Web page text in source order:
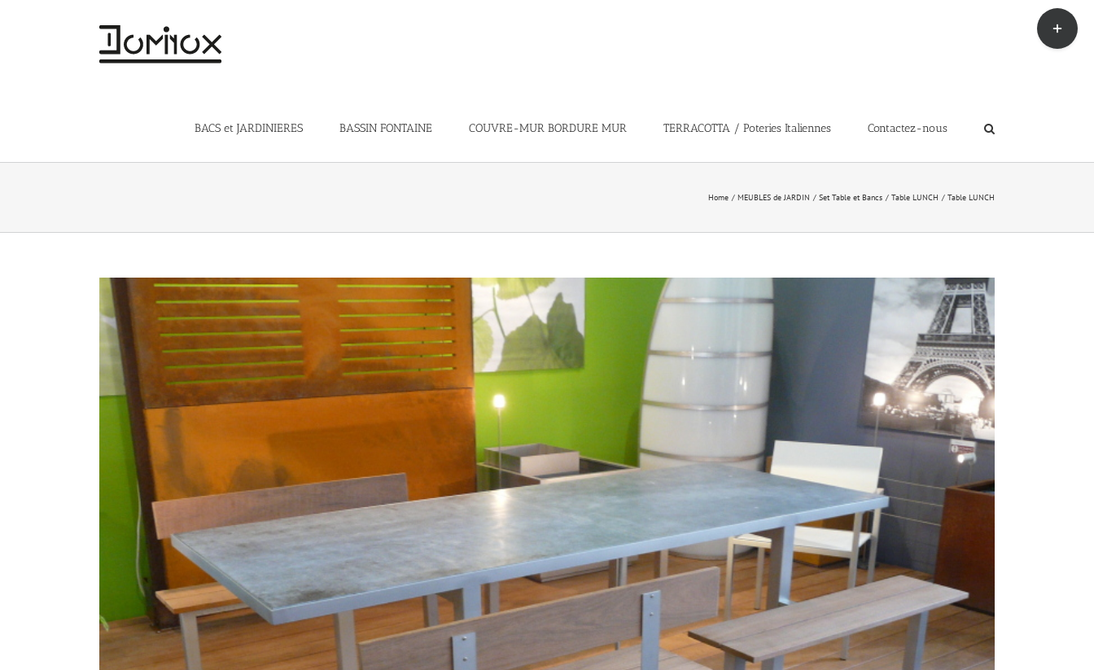
BACS et JARDINIERES BASSIN FONTAINE COUVRE-MUR BORDURE MUR TERRACOTTA / Poteries Italiennes Contactez-nous
Home MEUBLES de JARDIN Set Table et Bancs Table LUNCH Table LUNCH
View
Larger
Image
Toggle
Sliding
Bar